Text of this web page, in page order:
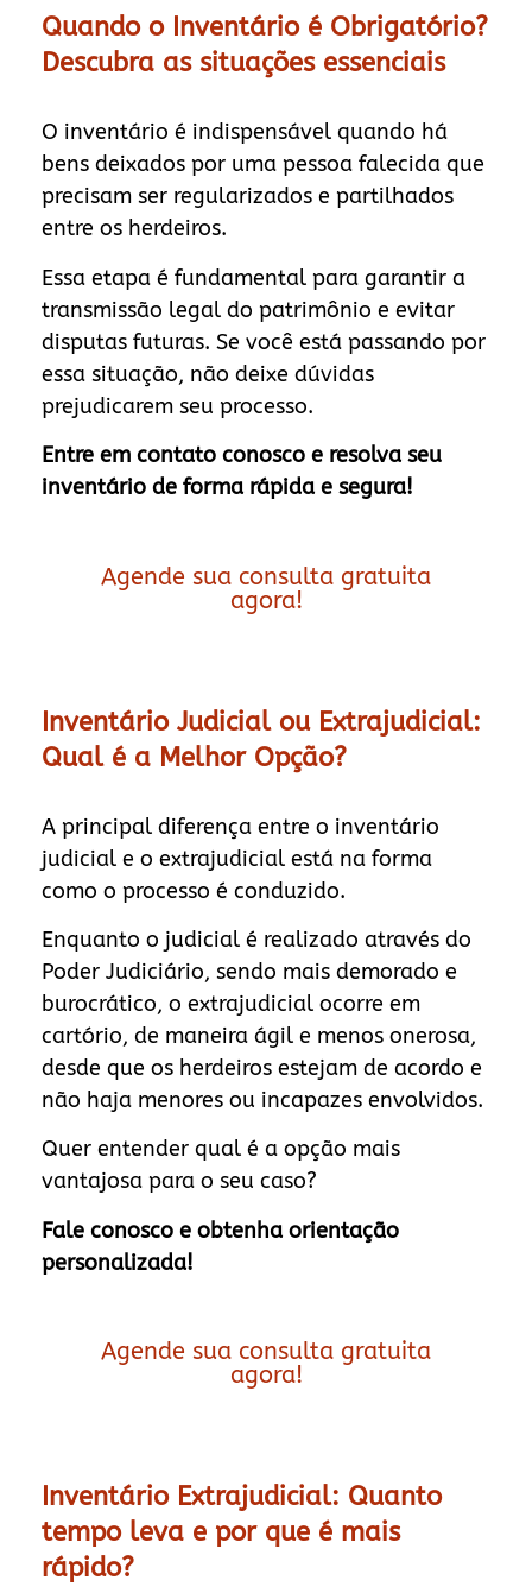
Quando o Inventário é Obrigatório?
Descubra as situações essenciais
O inventário é indispensável quando há
bens deixados por uma pessoa falecida que
precisam ser regularizados e partilhados
entre os herdeiros.
Essa etapa é fundamental para garantir a
transmissão legal do patrimônio e evitar
disputas futuras. Se você está passando por
essa situação, não deixe dúvidas
prejudicarem seu processo.
Entre em contato conosco e resolva seu
inventário de forma rápida e segura!
Agende sua consulta gratuita
agora!
Inventário Judicial ou Extrajudicial:
Qual é a Melhor Opção?
A principal diferença entre o inventário
judicial e o extrajudicial está na forma
como o processo é conduzido.
Enquanto o judicial é realizado através do
Poder Judiciário, sendo mais demorado e
burocrático, o extrajudicial ocorre em
cartório, de maneira ágil e menos onerosa,
desde que os herdeiros estejam de acordo e
não haja menores ou incapazes envolvidos.
Quer entender qual é a opção mais
vantajosa para o seu caso?
Fale conosco e obtenha orientação
personalizada!
Agende sua consulta gratuita
agora!
Inventário Extrajudicial: Quanto
tempo leva e por que é mais
rápido?